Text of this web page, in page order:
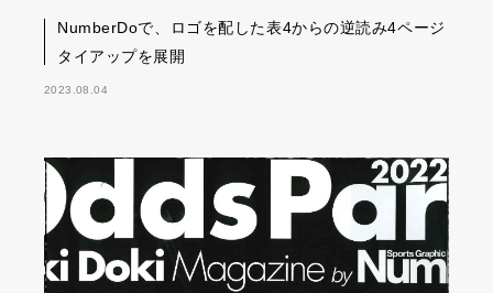
NumberDoで、ロゴを配した表4からの逆読み4ページ
タイアップを展開
2023.08.04